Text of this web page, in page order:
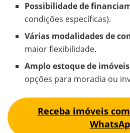
Possibilidade de
condições específicas).
Várias modalidades de
maior flexibilidade.
Amplo estoque de imóveis
opções para moradia ou
Receba imóveis